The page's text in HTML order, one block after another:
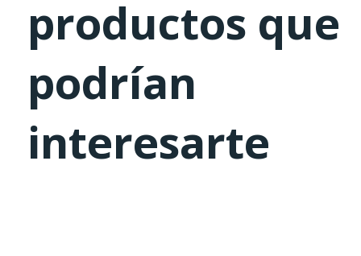
productos que
podrían
interesarte